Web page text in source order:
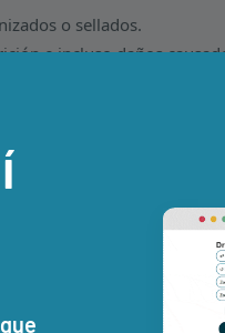
o sellados.
e incluso daños
Está